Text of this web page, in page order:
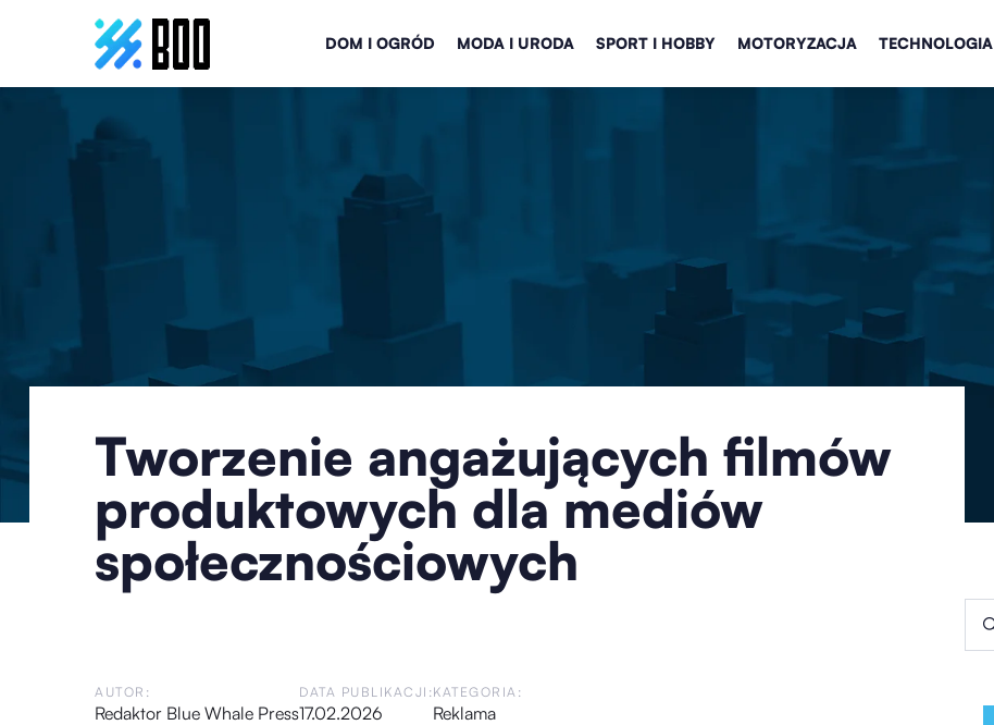
DOM I OGRÓD MODA I URODA SPORT I HOBBY MOTORYZACJA TECHNOLOGIA
Tworzenie angażujących filmów
produktowych dla mediów
społecznościowych
AUTOR:
Redaktor Blue Whale Press
DATA PUBLIKACJI:
17.02.2026
KATEGORIA:
Reklama